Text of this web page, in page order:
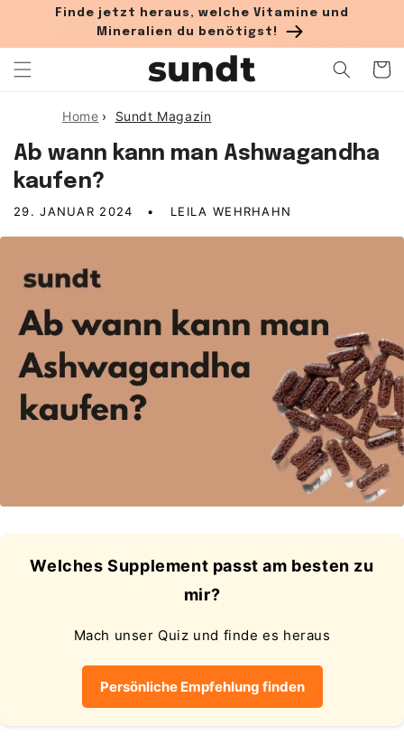
Direkt zum Inhalt
Finde jetzt heraus, welche Vitamine und
Mineralien du benötigst!
Home › Sundt Magazin
Ab wann kann man Ashwagandha
kaufen?
29. JANUAR 2024 LEILA WEHRHAHN
Welches Supplement passt am besten zu
mir?
Mach unser Quiz und finde es heraus
Persönliche Empfehlung finden